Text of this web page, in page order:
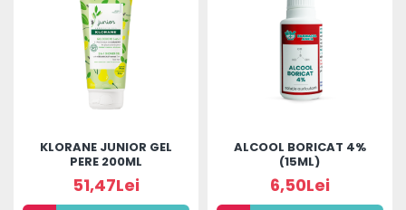
KLORANE JUNIOR GEL
PERE 200ML
51,47Lei
ALCOOL BORICAT 4%
(15ML)
6,50Lei